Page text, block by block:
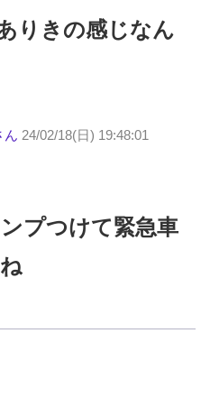
りきの感じなん
ん 24/02/18(日) 19:48:01
プつけて緊急車